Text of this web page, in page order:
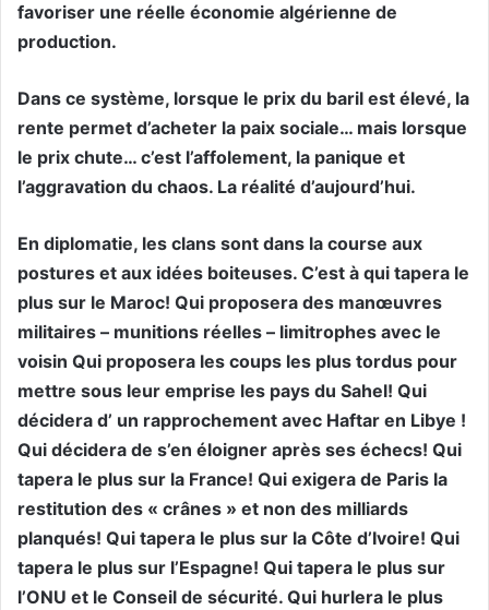
favoriser une réelle économie algérienne de
production.
Dans ce système, lorsque le prix du baril est élevé, la
rente permet d’acheter la paix sociale… mais lorsque
le prix chute… c’est l’affolement, la panique et
l’aggravation du chaos. La réalité d’aujourd’hui.
En diplomatie, les clans sont dans la course aux
postures et aux idées boiteuses. C’est à qui tapera le
plus sur le Maroc! Qui proposera des manœuvres
militaires – munitions réelles – limitrophes avec le
voisin Qui proposera les coups les plus tordus pour
mettre sous leur emprise les pays du Sahel! Qui
décidera d’ un rapprochement avec Haftar en Libye !
Qui décidera de s’en éloigner après ses échecs! Qui
tapera le plus sur la France! Qui exigera de Paris la
restitution des « crânes » et non des milliards
planqués! Qui tapera le plus sur la Côte d’Ivoire! Qui
tapera le plus sur l’Espagne! Qui tapera le plus sur
l’ONU et le Conseil de sécurité. Qui hurlera le plus